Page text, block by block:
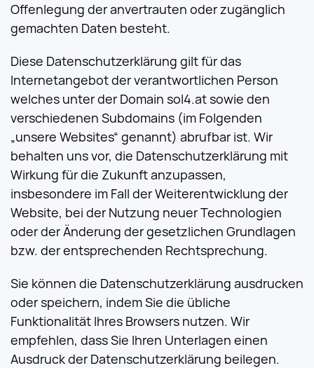
Offenlegung der anvertrauten oder zugänglich
gemachten Daten besteht.
Diese Datenschutzerklärung gilt für das
Internetangebot der verantwortlichen Person
welches unter der Domain sol4.at sowie den
verschiedenen Subdomains (im Folgenden
„unsere Websites“ genannt) abrufbar ist. Wir
behalten uns vor, die Datenschutzerklärung mit
Wirkung für die Zukunft anzupassen,
insbesondere im Fall der Weiterentwicklung der
Website, bei der Nutzung neuer Technologien
oder der Änderung der gesetzlichen Grundlagen
bzw. der entsprechenden Rechtsprechung.
Sie können die Datenschutzerklärung ausdrucken
oder speichern, indem Sie die übliche
Funktionalität Ihres Browsers nutzen. Wir
empfehlen, dass Sie Ihren Unterlagen einen
Ausdruck der Datenschutzerklärung beilegen.